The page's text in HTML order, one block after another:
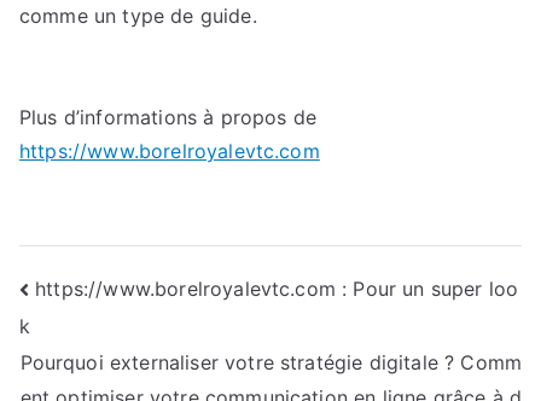
comme un type de guide.
Plus d’informations à propos de
https://www.borelroyalevtc.com
Navigation
de
https://www.borelroyalevtc.com : Pour un super loo
k
Pourquoi externaliser votre stratégie digitale ? Comm